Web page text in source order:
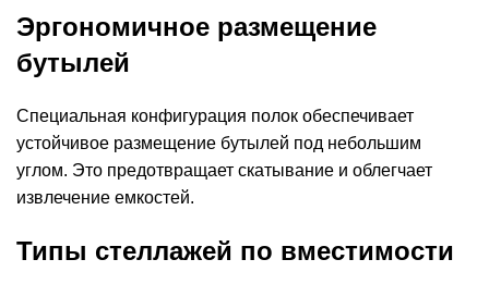
Эргономичное размещение
бутылей
Специальная конфигурация полок обеспечивает
устойчивое размещение бутылей под небольшим
углом. Это предотвращает скатывание и облегчает
извлечение емкостей.
Типы стеллажей по вместимости